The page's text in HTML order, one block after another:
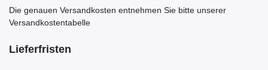
Die genauen Versandkosten entnehmen Sie bitte unserer
Versandkostentabelle
Lieferfristen